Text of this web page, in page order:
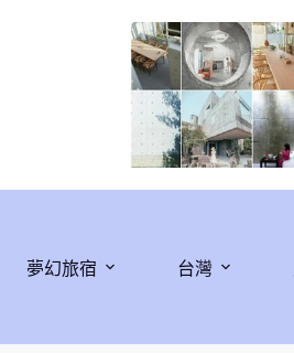
夢幻旅宿 台灣